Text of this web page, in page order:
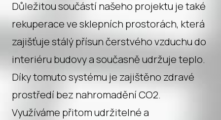
Důležitou součástí našeho projektu je také
rekuperace ve sklepních prostorách, která
zajišťuje stálý přísun čerstvého vzduchu do
interiéru budovy a současně udržuje teplo.
Díky tomuto systému je zajištěno zdravé
prostředí bez nahromadění CO2.
Využíváme přitom udržitelné a